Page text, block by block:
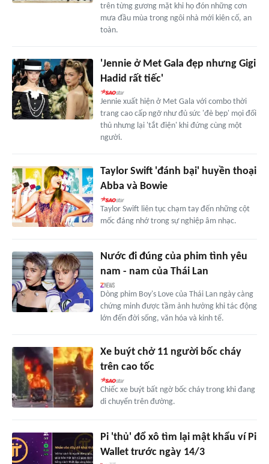
trên từng gương mặt khi họ đón những cơn
mưa đầu mùa trong ngôi nhà mới kiên cố, an
toàn.
'Jennie ở Met Gala đẹp nhưng Gigi
Hadid rất tiếc'
Jennie xuất hiện ở Met Gala với combo thời
trang cao cấp ngỡ như đủ sức 'đè bẹp' mọi đối
thủ nhưng lại 'tắt điện' khi đứng cùng một
người.
Taylor Swift 'đánh bại' huyền thoại
Abba và Bowie
Taylor Swift liên tục chạm tay đến những cột
mốc đáng nhớ trong sự nghiệp âm nhạc.
Nước đi đúng của phim tình yêu
nam - nam của Thái Lan
Dòng phim Boy's Love của Thái Lan ngày càng
chứng minh được tầm ảnh hưởng khi tác động
lớn đến đời sống, văn hóa và kinh tế.
Xe buýt chở 11 người bốc cháy
trên cao tốc
Chiếc xe buýt bất ngờ bốc cháy trong khi đang
di chuyển trên đường.
Pi 'thủ' đổ xô tìm lại mật khẩu ví Pi
Wallet trước ngày 14/3